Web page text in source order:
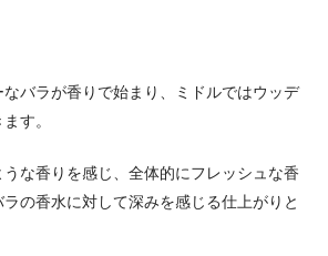
なバラが香りで始まり、ミドルではウッデ
す。
な香りを感じ、全体的にフレッシュな香
の香水に対して深みを感じる仕上がりと